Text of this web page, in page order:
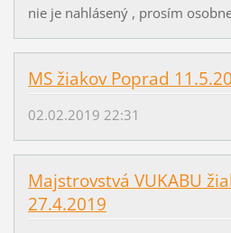
nie je nahlásený , prosím
MS žiakov Poprad
02.02.2019 22:31
Majstrovstvá VUKABU
27.4.2019